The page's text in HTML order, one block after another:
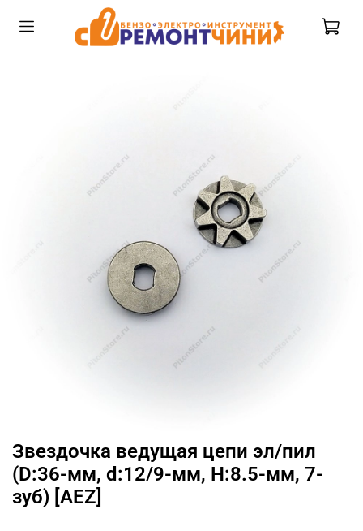
Звездочка ведущая цепи эл/пил
(D:36-мм, d:12/9-мм, H:8.5-мм, 7-
зуб) [AEZ]